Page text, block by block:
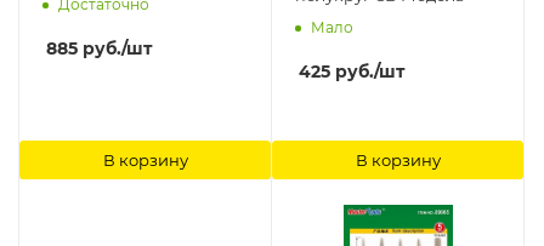
Достаточно
885 руб./шт
В корзину
Мало
425 руб./шт
В корзину